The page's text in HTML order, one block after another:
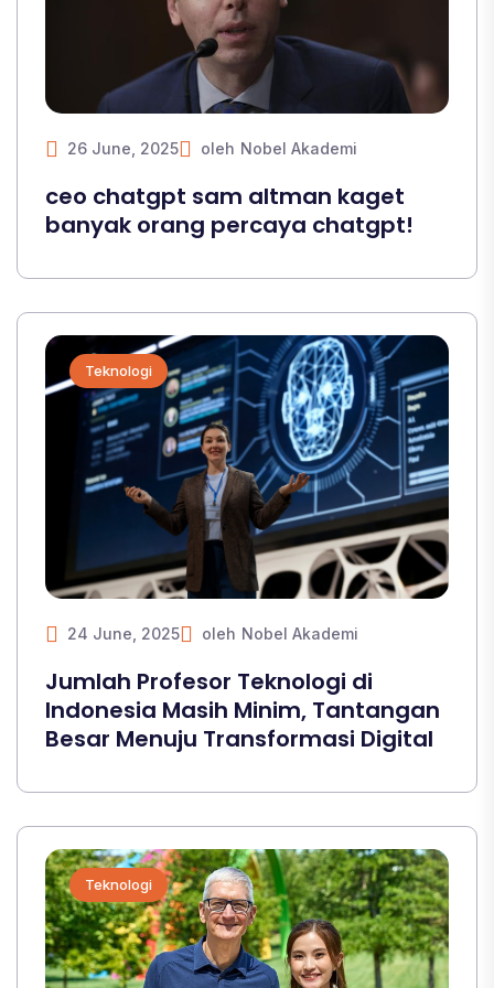
26 June, 2025 oleh Nobel Akademi
ceo chatgpt sam altman kaget
banyak orang percaya chatgpt!
Teknologi
24 June, 2025 oleh Nobel Akademi
Jumlah Profesor Teknologi di
Indonesia Masih Minim, Tantangan
Besar Menuju Transformasi Digital
Teknologi